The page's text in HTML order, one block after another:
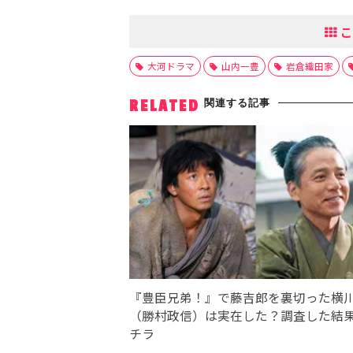
大河ドラマ 山内一豊 岩倉織田家
RELATED 関連する記事
『豊臣兄弟！』で藤吉郎を裏切った横
（勝村政信）は実在した？調査した結
チラ